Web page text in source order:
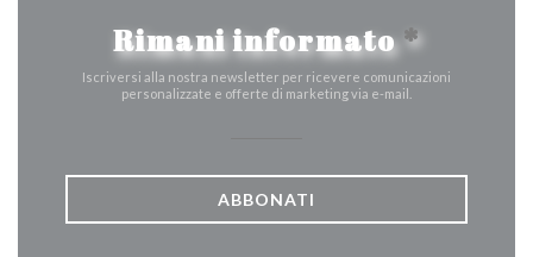
Rimani informato*
Iscriversi alla nostra newsletter per ricevere comunicazioni
personalizzate e offerte di marketing via e-mail.
ABBONATI